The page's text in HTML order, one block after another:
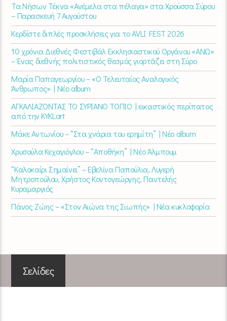
Τα Νήσων Τέκνα «Ανέμελα στα πέλαγα» στα Χρούσσα Σύρου
– Παρασκευή 7 Αυγούστου
Κερδίστε διπλές προσκλήσεις για το AVLI FEST 2026
10 χρόνια Διεθνές Φεστιβάλ Εκκλησιαστικού Οργάνου «ΑΝΩ»
– Ένας διεθνής πολιτιστικός θεσμός γιορτάζει στη Σύρο​
Μαρία Παπαγεωργίου – «Ο Τελευταίος Αναλογικός
Άνθρωπος» | Νέο album
ΑΓΚΑΛΙΑΖΟΝΤΑΣ ΤΟ ΣΥΡΙΑΝΟ ΤΟΠΙΟ | εικαστικός περίπατος
από την KYKLart
Μάκε Αντωνίου – “Στα χνάρια του ερημίτη” | Νέο album
Χρυσούλα Κεχαγιόγλου – “Αποθήκη” | Νέο Άλμπουμ
“Καλοκαίρι Σημαίνει” – Εβελίνα Παπούλια, Λυγερή
Μητροπούλου, Χρήστος Κοντογεώργης, Παντελής
Κυραμαργιός
Πάνος Ζώης – «Στον Αιώνα της Σιωπής» | Νέα κυκλοφορία
Σελίδες